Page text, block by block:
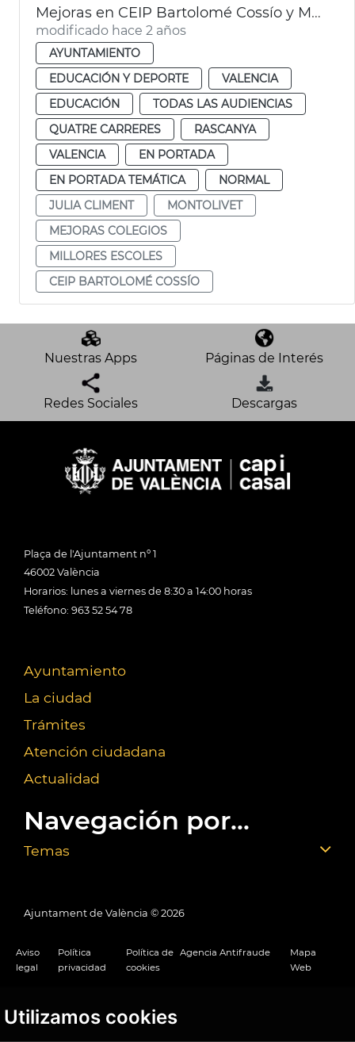
Utilizamos cookies
Mejoras en CEIP Bartolomé Cossío y Montolivet
modificado hace 2 años
AYUNTAMIENTO
EDUCACIÓN Y DEPORTE
VALENCIA
EDUCACIÓN
TODAS LAS AUDIENCIAS
QUATRE CARRERES
RASCANYA
VALENCIA
EN PORTADA
EN PORTADA TEMÁTICA
NORMAL
JULIA CLIMENT
MONTOLIVET
MEJORAS COLEGIOS
MILLORES ESCOLES
CEIP BARTOLOMÉ COSSÍO
Nuestras Apps Páginas de Interés
Redes Sociales Descargas
Plaça de l'Ajuntament nº 1
46002 València
Horarios: lunes a viernes de 8:30 a 14:00 horas
Teléfono: 963 52 54 78
Ayuntamiento
La ciudad
Trámites
Atención ciudadana
Actualidad
Navegación por...
Temas
Ajuntament de València © 2026
Aviso
legal
Política
privacidad
Política de
cookies
Agencia Antifraude
Mapa
Web